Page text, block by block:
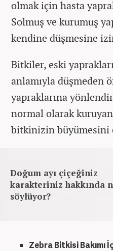
olmak için hasta
Solmuş ve kurumuş
kendine düşmesine
Bitkiler, eski
anlamıyla düşmeden
yapraklarına
normal olarak
bitkinizin
Doğum ayı çiçeğiniz
karakteriniz hakkında
söylüyor?
Zebra Bitkisi Bakımı